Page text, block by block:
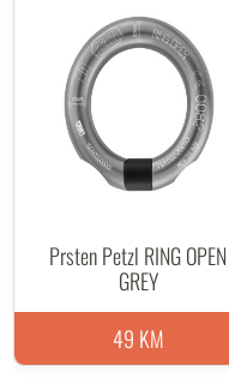
Prsten Petzl RING OPEN
GREY
49 KM